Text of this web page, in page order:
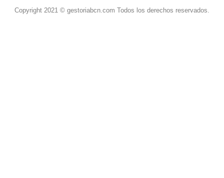
Copyright 2021 © gestoriabcn.com Todos los derechos reservados.